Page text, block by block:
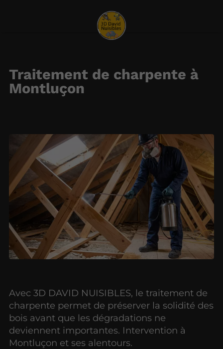
Traitement de charpente à
Montluçon
Avec 3D DAVID NUISIBLES, le traitement de
charpente permet de préserver la solidité des
bois avant que les dégradations ne
deviennent importantes. Intervention à
Montluçon et ses alentours.